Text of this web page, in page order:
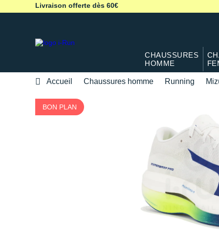
Livraison offerte dès 60€
CHAUSSURES
HOMME
Accueil Chaussures homme Running
BON PLAN